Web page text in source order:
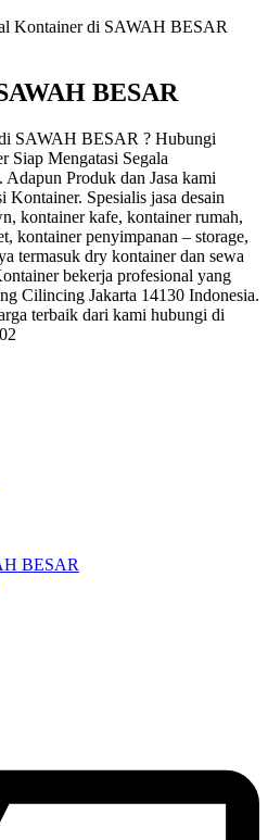
Kontainer di SAWAH BESAR
BESAR
SAWAH BESAR ? Hubungi
Siap Mengatasi Segala
Produk dan Jasa kami
Spesialis jasa desain
kontainer kafe, kontainer rumah,
kontainer penyimpanan – storage,
termasuk dry kontainer dan sewa
bekerja profesional yang
Cilincing Jakarta 14130 Indonesia.
terbaik dari kami hubungi di
BESAR